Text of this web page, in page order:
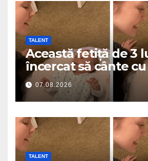
TALENT
Această fetiță de 3
încercat să cânte
ei… și a topit
inimi
07.08.2026
TALENT